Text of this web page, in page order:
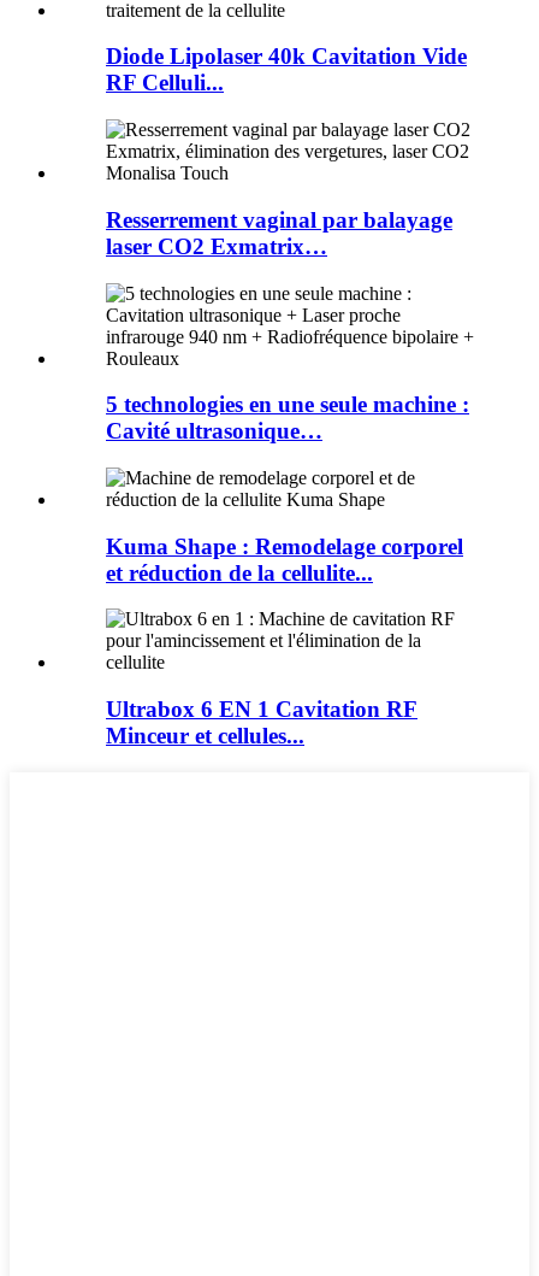
Diode Lipolaser 40k Cavitation Vide
RF Celluli...
Resserrement vaginal par balayage
laser CO2 Exmatrix…
5 technologies en une seule machine :
Cavité ultrasonique…
Kuma Shape : Remodelage corporel
et réduction de la cellulite...
Ultrabox 6 EN 1 Cavitation RF
Minceur et cellules...